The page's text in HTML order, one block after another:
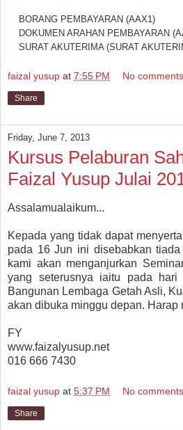
BORANG PEMBAYARAN (AAX1)
DOKUMEN ARAHAN PEMBAYARAN
SURAT AKUTERIMA (SURAT
faizal yusup at 7:55 PM No
Share
Friday, June 7, 2013
Kursus Pelaburan
Faizal Yusup Julai
Assalamualaikum...
Kepada yang tidak dapat
pada 16 Jun ini disebabkan
kami akan menganjurkan
yang seterusnya iaitu pada
Bangunan Lembaga Getah Asli,
akan dibuka minggu depan. Harap
FY
www.faizalyusup.net
016 666 7430
faizal yusup at 5:37 PM No
Share